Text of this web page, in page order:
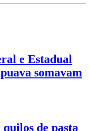
e Estadual
somavam
de pasta